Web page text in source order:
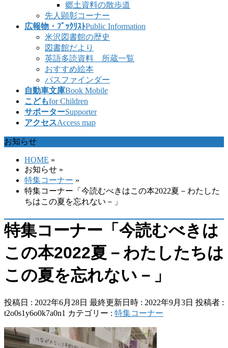
郷土資料の散歩道
先人顕彰コーナー
広報物・ﾌﾞｯｸﾘｽﾄPublic Information
米沢図書館の歴史
図書館だより
英語多読資料 所蔵一覧
おすすめ絵本
パスファインダー
自動車文庫Book Mobile
こどもfor Children
サポーターSupporter
アクセスAccess map
お知らせ
HOME »
お知らせ »
特集コーナー »
特集コーナー「今読むべきはこの本2022夏－わたした
ちはこの夏を忘れない－」
特集コーナー「今読むべきは
この本2022夏－わたしたちは
この夏を忘れない－」
投稿日 : 2022年6月28日 最終更新日時 : 2022年9月3日 投稿者 :
t2o0s1y6o0k7a0n1 カテゴリー : 特集コーナー